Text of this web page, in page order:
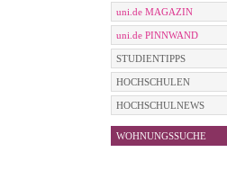
uni.de MAGAZIN
uni.de PINNWAND
STUDIENTIPPS
HOCHSCHULEN
HOCHSCHULNEWS
WOHNUNGSSUCHE